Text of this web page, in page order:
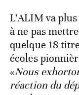
L’ALIM va
à ne pas
quelque 18
écoles
«Nous
réaction du